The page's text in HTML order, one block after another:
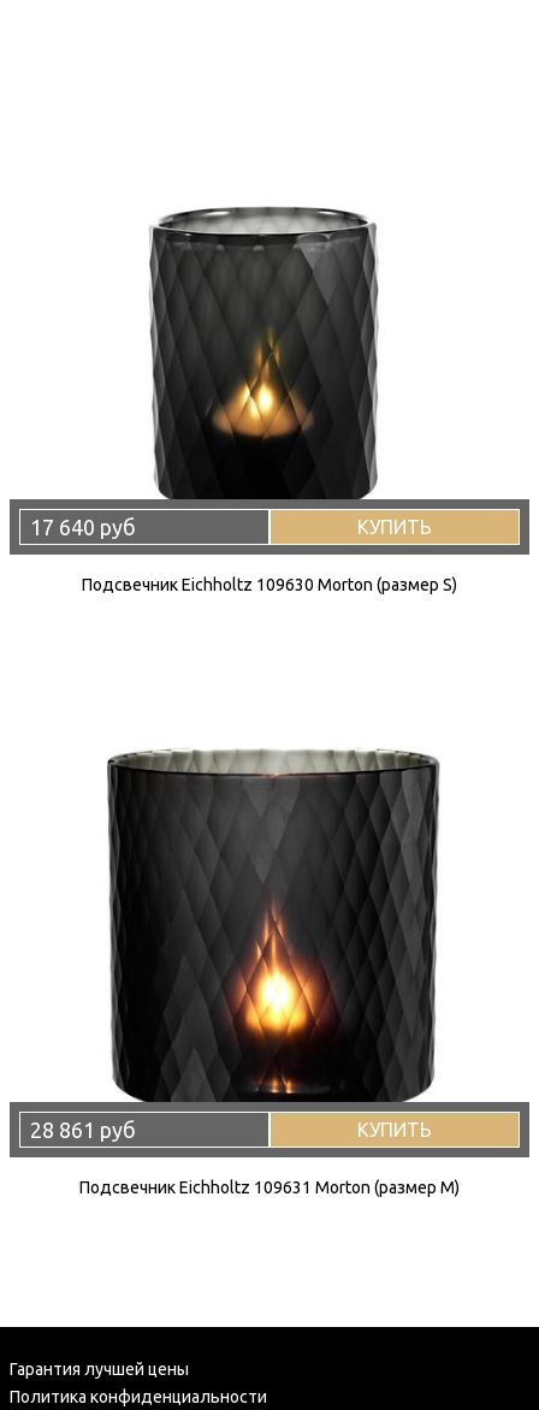
17 640 руб КУПИТЬ
Подсвечник Eichholtz 109630 Morton (размер S)
28 861 руб КУПИТЬ
Подсвечник Eichholtz 109631 Morton (размер M)
Гарантия лучшей цены
Политика конфиденциальности